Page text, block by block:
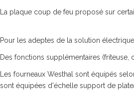
La plaque coup de feu proposé sur
Pour les adeptes de la solution
Des fonctions supplémentaires
Les fourneaux Westhal sont équipés
sont équipées d'échelle support de